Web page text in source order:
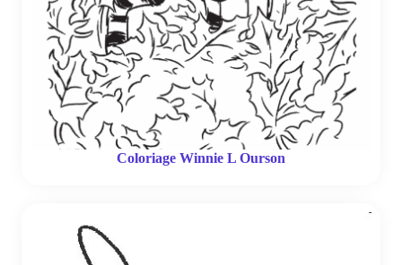
Coloriage Winnie L Ourson